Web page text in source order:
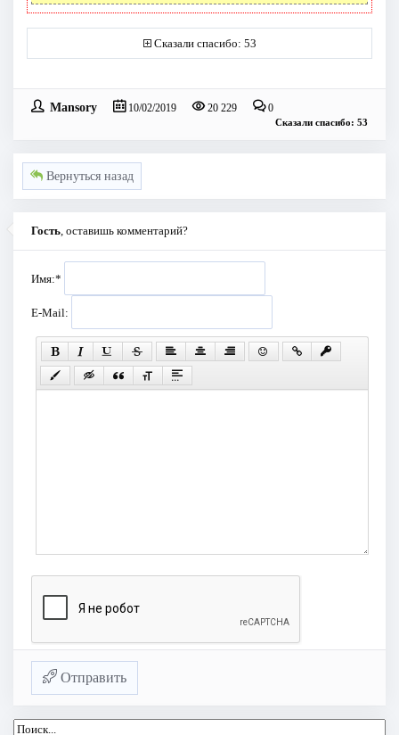
Сказали спасибо: 53
Mansory 10/02/2019 20 229 0
Сказали спасибо: 53
Вернуться назад
Гость , оставишь комментарий?
Имя:*
E-Mail:
Отправить